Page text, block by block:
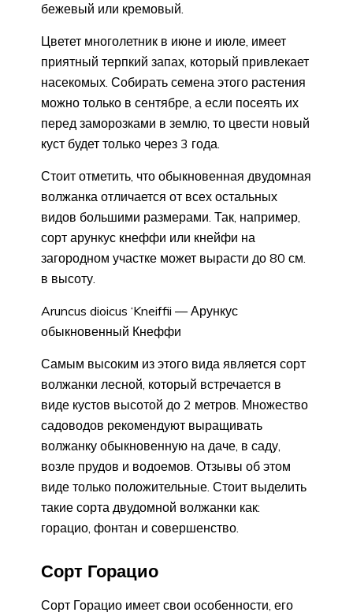
бежевый или кремовый.
Цветет многолетник в июне и июле, имеет
приятный терпкий запах, который привлекает
насекомых. Собирать семена этого растения
можно только в сентябре, а если посеять их
перед заморозками в землю, то цвести новый
куст будет только через 3 года.
Стоит отметить, что обыкновенная двудомная
волжанка отличается от всех остальных
видов большими размерами. Так, например,
сорт арункус кнеффи или кнейфи на
загородном участке может вырасти до 80 см.
в высоту.
Aruncus dioicus ‘Kneiffii — Арункус
обыкновенный Кнеффи
Самым высоким из этого вида является сорт
волжанки лесной, который встречается в
виде кустов высотой до 2 метров. Множество
садоводов рекомендуют выращивать
волжанку обыкновенную на даче, в саду,
возле прудов и водоемов. Отзывы об этом
виде только положительные. Стоит выделить
такие сорта двудомной волжанки как:
горацио, фонтан и совершенство.
Сорт Горацио
Сорт Горацио имеет свои особенности, его